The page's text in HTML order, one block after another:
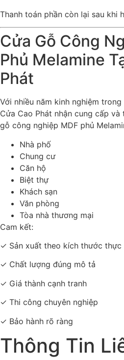
Thanh toán phần còn lại sau khi
Cửa Gỗ Công
Phủ Melamine
Phát
Với nhiều năm kinh nghiệm
Cửa Cao Phát nhận cung cấp
gỗ công nghiệp MDF phủ
Nhà phố
Chung cư
Căn hộ
Biệt thự
Khách sạn
Văn phòng
Tòa nhà thương mại
Cam kết:
✓ Sản xuất theo kích thước thực
✓ Chất lượng đúng mô tả
✓ Giá thành cạnh tranh
✓ Thi công chuyên nghiệp
✓ Bảo hành rõ ràng
Thông Tin